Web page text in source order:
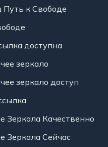
Путь к Свободе
доступна
зеркало
зеркало доступ
Зеркала Качественно
Зеркала Сейчас